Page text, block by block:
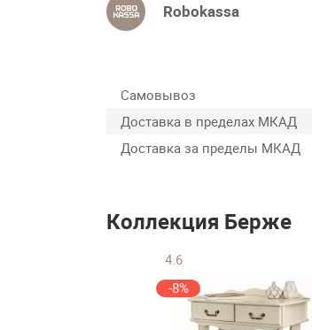
Robokassa
Самовывоз
Доставка в пределах МКАД
Доставка за пределы МКАД
Коллекция Берже
4.6
-8%